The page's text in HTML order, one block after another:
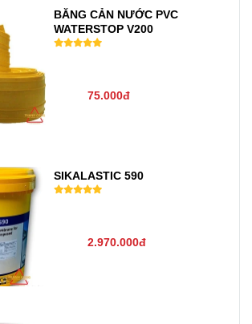
BĂNG CẢN NƯỚC PVC
WATERSTOP V200
75.000đ
SIKALASTIC 590
2.970.000đ